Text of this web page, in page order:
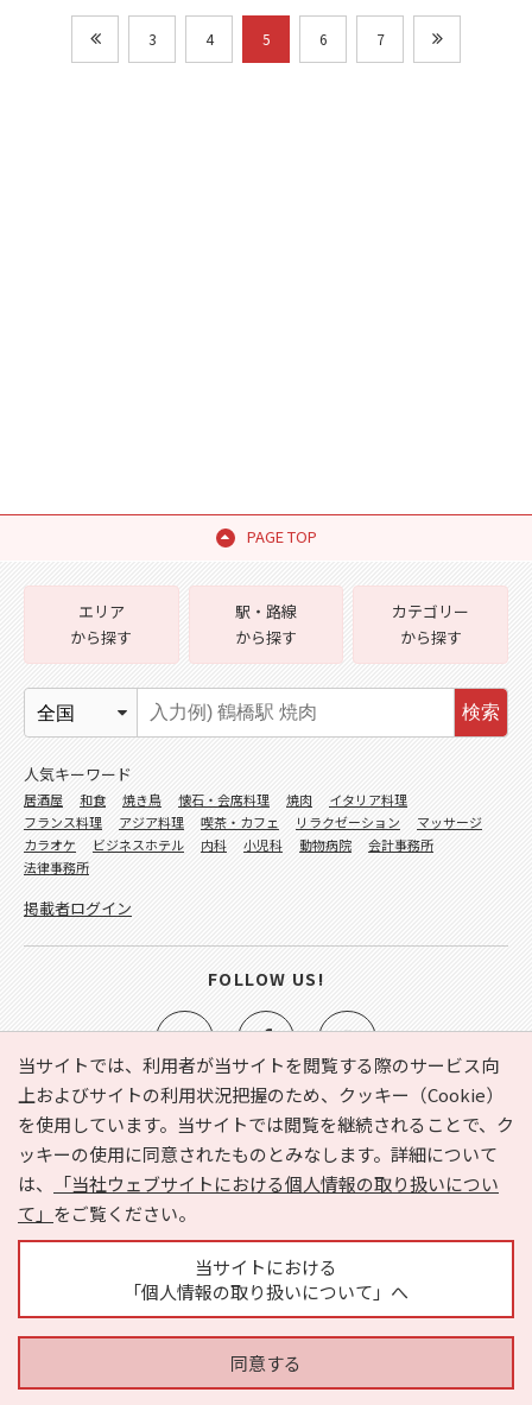
3 4 5 6 7
PAGE TOP
当サイトでは、利用者が当サイトを閲覧する際のサービス向
上およびサイトの利用状況把握のため、クッキー（Cookie）
を使用しています。当サイトでは閲覧を継続されることで、ク
ッキーの使用に同意されたものとみなします。詳細について
は、
「当社ウェブサイトにおける個人情報の取り扱いについ
て」 をご覧ください。
当サイトにおける
「個人情報の取り扱いについて」へ
同意する
e-NAVITA（イーナビタ）とは？ お気に入り
ヘルプ
利用規約
個人情報の取り扱いについて
運営会社
サイトマップ
広告掲載に関するお問い合わせ
エリア
から探す
駅・路線
から探す
カテゴリー
から探す
検索
人気キーワード
居酒屋 和食 焼き鳥 懐石・会席料理 焼肉
イタリア料理
フランス料理
アジア料理 喫茶・カフェ リラクゼーション
マッサージ
カラオケ
ビジネスホテル 内科 小児科 動物病院
会計事務所
法律事務所
掲載者ログイン
FOLLOW US!
Copyright © HYOJITO.Co.,Ltd. All Rights Reserved.